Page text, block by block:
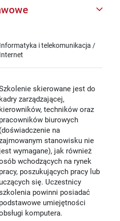
Informatyka i telekomunikacja /
Internet
skierowane jest do
kadry zarządzającej,
kierowników, techników oraz
pracowników biurowych
(doświadczenie na
stanowisku nie
jest wymagane), jak również
wchodzących na rynek
pracy, poszukujących pracy lub
uczących się. Uczestnicy
powinni posiadać
podstawowe umiejętności
komputera.